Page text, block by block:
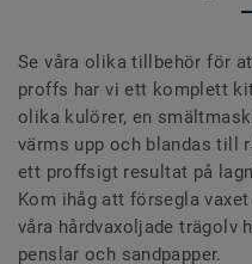
Se våra olika tillbehör för
proffs har vi ett komplett
olika kulörer, en
värms upp och blandas till
ett proffsigt resultat på
Kom ihåg att försegla
våra hårdvaxoljade trägolv
penslar och sandpapper.